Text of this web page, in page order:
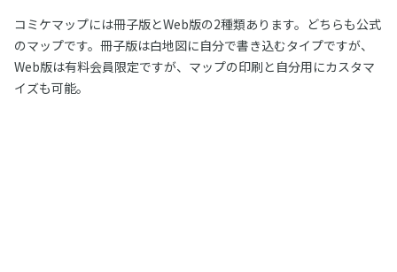
コミケマップには冊子版とWeb版の2種類あります。どちらも公式
のマップです。冊子版は白地図に自分で書き込むタイプですが、
Web版は有料会員限定ですが、マップの印刷と自分用にカスタマ
イズも可能。